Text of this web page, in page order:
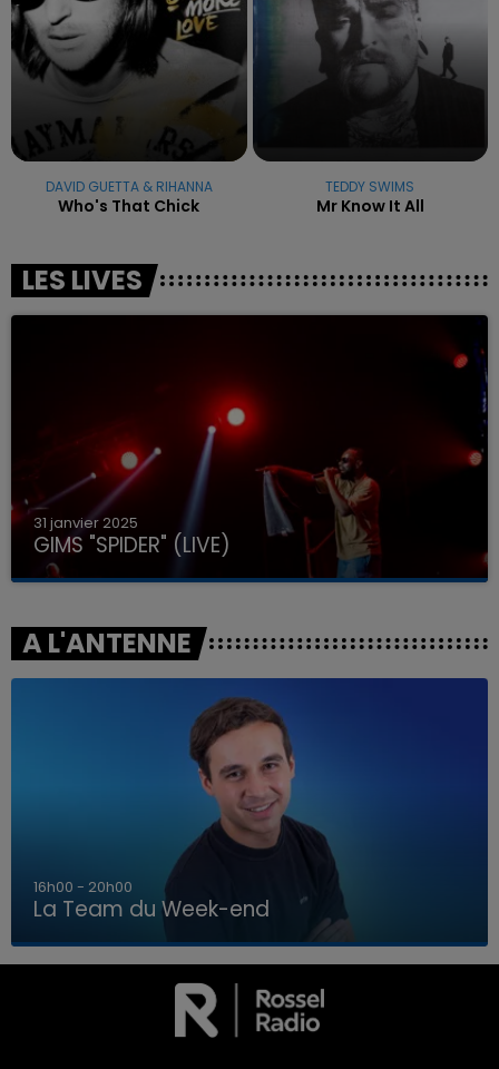
LA TEAM DU WEEK-END
DAVID GUETTA & RIHANNA
Who's That Chick
TEDDY SWIMS
Mr Know It All
LES LIVES
31 janvier 2025
GIMS "SPIDER" (LIVE)
A L'ANTENNE
7h00 - 12h00
La Team du Week-end